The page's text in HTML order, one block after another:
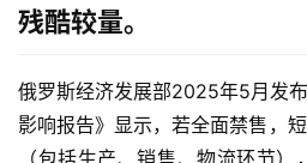
残酷较量。
俄罗斯经济发展部2025年5月发
影响报告》显示，若全面禁售，